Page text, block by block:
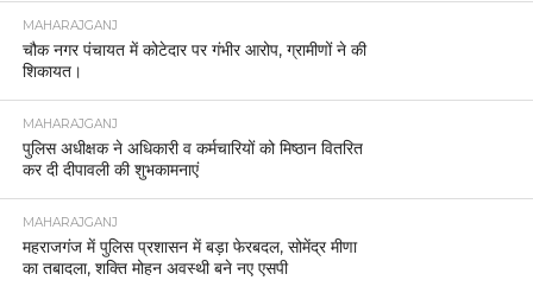
MAHARAJGANJ
चौक नगर पंचायत में कोटेदार पर गंभीर आरोप, ग्रामीणों ने की
शिकायत।
MAHARAJGANJ
पुलिस अधीक्षक ने अधिकारी व कर्मचारियों को मिष्ठान वितरित
कर दी दीपावली की शुभकामनाएं
MAHARAJGANJ
महराजगंज में पुलिस प्रशासन में बड़ा फेरबदल, सोमेंद्र मीणा
का तबादला, शक्ति मोहन अवस्थी बने नए एसपी